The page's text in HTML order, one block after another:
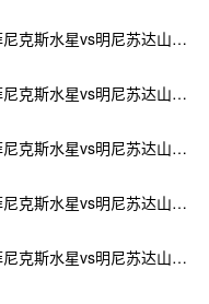
vs明尼苏达山猫 第一节 录像
vs明尼苏达山猫 第二节 录像
vs明尼苏达山猫 第三节 录像
vs明尼苏达山猫 第四节 录像
vs明尼苏达山猫 加时赛 录像